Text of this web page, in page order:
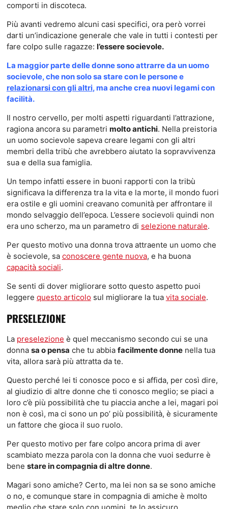
comporti in discoteca.
Più avanti vedremo alcuni casi specifici, ora però vorrei
darti un’indicazione generale che vale in tutti i contesti per
fare colpo sulle ragazze: l’essere socievole.
La maggior parte delle donne sono attrarre da un uomo
socievole, che non solo sa stare con le persone e
relazionarsi con gli altri, ma anche crea nuovi legami con
facilità.
Il nostro cervello, per molti aspetti riguardanti l’attrazione,
ragiona ancora su parametri molto antichi. Nella preistoria
un uomo socievole sapeva creare legami con gli altri
membri della tribù che avrebbero aiutato la sopravvivenza
sua e della sua famiglia.
Un tempo infatti essere in buoni rapporti con la tribù
significava la differenza tra la vita e la morte, il mondo fuori
era ostile e gli uomini creavano comunità per affrontare il
mondo selvaggio dell’epoca. L’essere socievoli quindi non
era uno scherzo, ma un parametro di selezione naturale.
Per questo motivo una donna trova attraente un uomo che
è socievole, sa conoscere gente nuova, e ha buona
capacità sociali.
Se senti di dover migliorare sotto questo aspetto puoi
leggere questo articolosul migliorare la tua vita sociale.
PRESELEZIONE
La preselezione è quel meccanismo secondo cui se una
donna sa o pensa che tu abbia facilmente donnenella tua
vita, allora sarà più attratta da te.
Questo perché lei ti conosce poco e si affida, per così dire,
al giudizio di altre donne che ti conosco meglio; se piaci a
loro c’è più possibilità che tu piaccia anche a lei, magari poi
non è così, ma ci sono un po’ più possibilità, è sicuramente
un fattore che gioca il suo ruolo.
Per questo motivo per fare colpo ancora prima di aver
scambiato mezza parola con la donna che vuoi sedurre è
bene stare in compagnia di altre donne.
Magari sono amiche? Certo, ma lei non sa se sono amiche
o no, e comunque stare in compagnia di amiche è molto